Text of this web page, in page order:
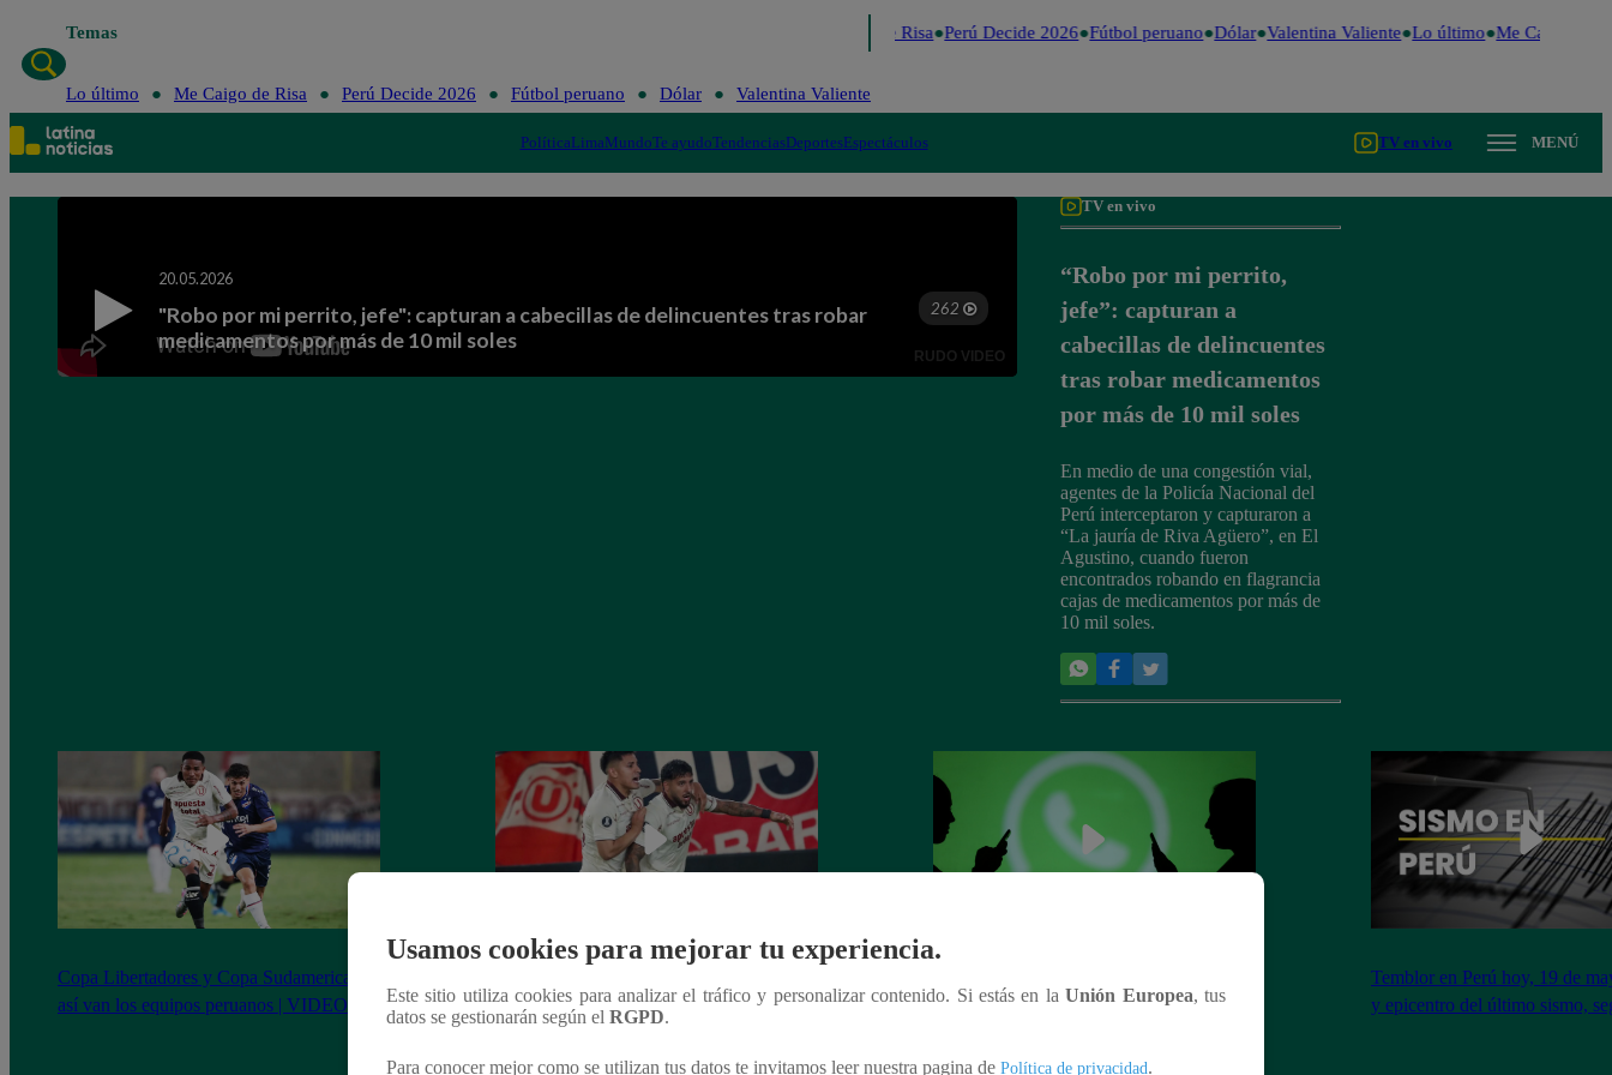
Temas Me Caigo de Risa Perú Decide 2026 Fútbol peruano Dólar Valentina Valiente Lo último Me Caigo de
Lo último Me Caigo de Risa Perú Decide 2026 Fútbol peruano Dólar Valentina Valiente
PolíticaLimaMundoTe ayudoTendenciasDeportesEspectáculos TV en vivo MENÚ
TV en vivo
“Robo por mi perrito,
jefe”: capturan a
cabecillas de delincuentes
tras robar medicamentos
por más de 10 mil soles
En medio de una congestión vial,
agentes de la Policía Nacional del
Perú interceptaron y capturaron a
“La jauría de Riva Agüero”, en El
Agustino, cuando fueron
encontrados robando en flagrancia
cajas de medicamentos por más de
10 mil soles.
Copa Libertadores y Copa Sudamericana:
así van los equipos peruanos | VIDEOS
dónde ver el partido por Copa
Libertadores?
“Después de leer”: así cambiarán los
Temblor en Perú hoy, 19 de
y epicentro del último sismo,
Usamos cookies para mejorar tu experiencia.
Este sitio utiliza cookies para analizar el tráfico y personalizar contenido. Si estás en laUnión Europea, tus
datos se gestionarán según el RGPD.
Para conocer mejor como se utilizan tus datos te invitamos leer nuestra pagina de Política de privacidad.